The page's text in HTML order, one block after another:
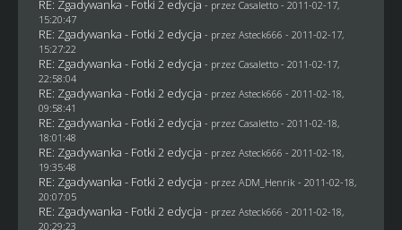
RE: Zgadywanka - Fotki 2 edycja - przez Casaletto- 2011-02-17,
15:20:47
RE: Zgadywanka - Fotki 2 edycja - przez Asteck666 - 2011-02-17,
15:27:22
RE: Zgadywanka - Fotki 2 edycja - przez Casaletto- 2011-02-17,
22:58:04
RE: Zgadywanka - Fotki 2 edycja - przez Asteck666 - 2011-02-18,
09:58:41
RE: Zgadywanka - Fotki 2 edycja - przez Casaletto- 2011-02-18,
18:01:48
RE: Zgadywanka - Fotki 2 edycja - przez Asteck666 - 2011-02-18,
19:35:48
RE: Zgadywanka - Fotki 2 edycja - przez ADM_Henrik - 2011-02-18,
20:07:05
RE: Zgadywanka - Fotki 2 edycja - przez Asteck666 - 2011-02-18,
20:29:23